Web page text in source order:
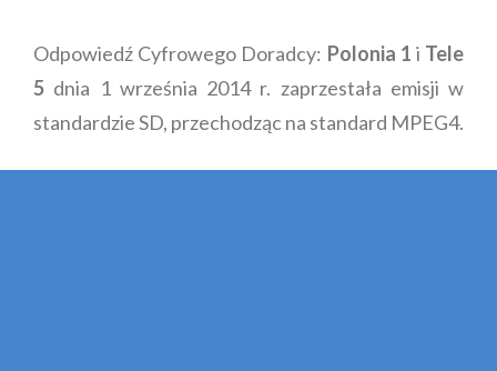
Odpowiedź Cyfrowego Doradcy: Polonia 1 i Tele
5 dnia 1 września 2014 r. zaprzestała emisji w
standardzie SD, przechodząc na standard MPEG4.